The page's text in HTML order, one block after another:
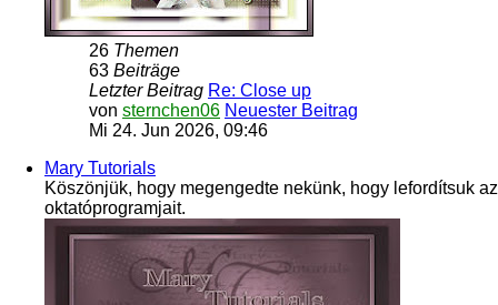
26 Themen
63 Beiträge
Letzter Beitrag Re: Close up
von sternchen06 Neuester Beitrag
Mi 24. Jun 2026, 09:46
Mary Tutorials
Köszönjük, hogy megengedte nekünk, hogy lefordítsuk az
oktatóprogramjait.